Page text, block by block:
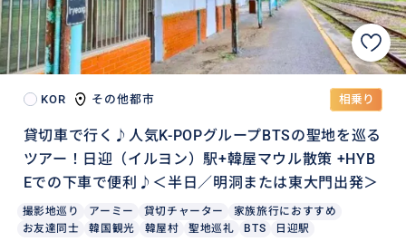
KOR その他都市 相乗り
貸切車で行く♪人気K-POPグループBTSの聖地を巡る
ツアー！日迎（イルヨン）駅+韓屋マウル散策 +HYB
Eでの下車で便利♪＜半日／明洞または東大門出発＞
撮影地巡り アーミー 貸切チャーター
家族旅行におすすめ
お友達同士
韓国観光 韓屋村 聖地巡礼 BTS 日迎駅